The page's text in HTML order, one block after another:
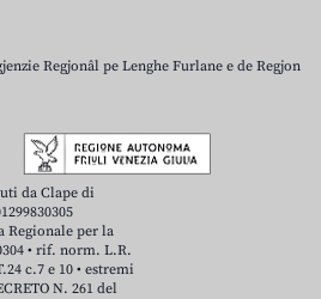
Regjonâl pe Lenghe Furlane e de Regjon
da Clape di
Regionale per la
• rif. norm. L.R.
c.7 e 10 • estremi
N. 261 del